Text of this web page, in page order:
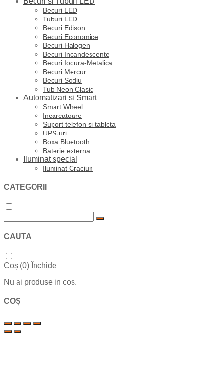
Becuri LED
Tuburi LED
Becuri Edison
Becuri Economice
Becuri Halogen
Becuri Incandescente
Becuri Iodura-Metalica
Becuri Mercur
Becuri Sodiu
Tub Neon Clasic
Automatizari si Smart
Smart Wheel
Incarcatoare
Suport telefon si tableta
UPS-uri
Boxa Bluetooth
Baterie externa
Iluminat special
Iluminat Craciun
CATEGORII
CAUTA
Coș (0) Închide
Nu ai produse in cos.
COȘ